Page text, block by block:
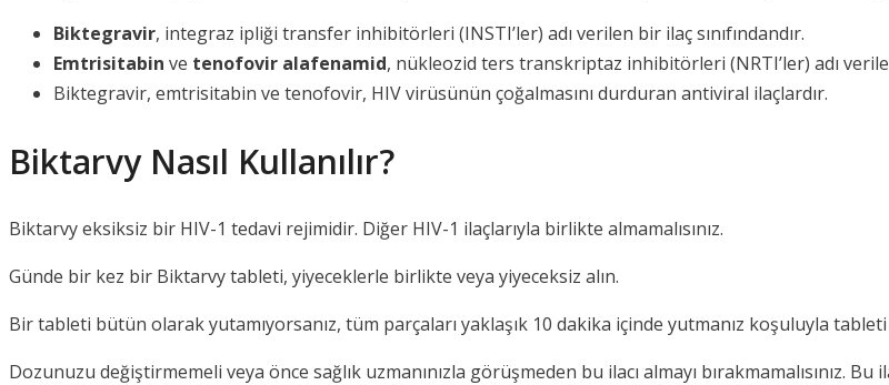
Biktegravir, integraz ipliği transfer inhibitörleri (INSTI’ler) adı verilen bir ilaç sınıfındandır.
Emtrisitabin ve tenofovir alafenamid, nükleozid ters transkriptaz inhibitörleri (NRTI’ler) adı verilen
Biktegravir, emtrisitabin ve tenofovir, HIV virüsünün çoğalmasını durduran antiviral ilaçlardır.
Biktarvy Nasıl Kullanılır?
Biktarvy eksiksiz bir HIV-1 tedavi rejimidir. Diğer HIV-1 ilaçlarıyla birlikte almamalısınız.
Günde bir kez bir Biktarvy tableti, yiyeceklerle birlikte veya yiyeceksiz alın.
Bir tableti bütün olarak yutamıyorsanız, tüm parçaları yaklaşık 10 dakika içinde yutmanız koşuluyla
Dozunuzu değiştirmemeli veya önce sağlık uzmanınızla görüşmeden bu ilacı almayı bırakmamalısınız. Bu